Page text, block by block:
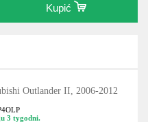
Kupić
Outlander II, 2006-2012
3 tygodni.